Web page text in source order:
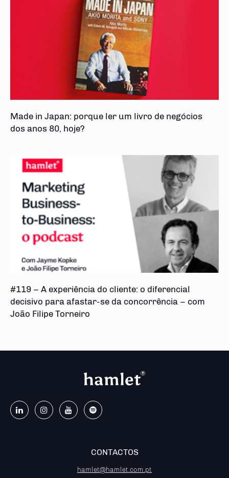
Made in Japan: porque ler um livro de negócios
dos anos 80, hoje?
#119 – A experiência do cliente: o diferencial
decisivo para afastar-se da concorrência – com
João Filipe Torneiro
CONTACTOS
hamlet@hamlet.com.pt